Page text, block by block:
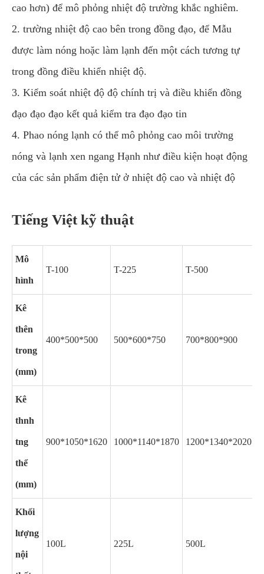
cao hơn) để mô phỏng nhiệt độ trường khắc nghiêm.
2. trường nhiệt độ cao bên trong đồng đạo, để Mẫu
được làm nóng hoặc làm lạnh đến một cách tương tự
trong đồng điều khiển nhiệt độ.
3. Kiểm soát nhiệt độ độ chính trị và điều khiển đồng
đạo đạo đạo kết quả kiểm tra đạo đạo tin
4. Phao nóng lạnh có thể mô phỏng cao môi trường
nóng và lạnh xen ngang Hạnh như điều kiện hoạt động
của các sản phẩm điện tử ở nhiệt độ cao và nhiệt độ
Tiếng Việt kỹ thuật
Mô
hình
T-100 T-225 T-500
Kê
thên
trong
(mm)
400*500*500 500*600*750 700*800*900
Kê
thnh
tng
thể
(mm)
900*1050*1620 1000*1140*1870 1200*1340*2020
Khối
lượng
nội
100L 225L 500L